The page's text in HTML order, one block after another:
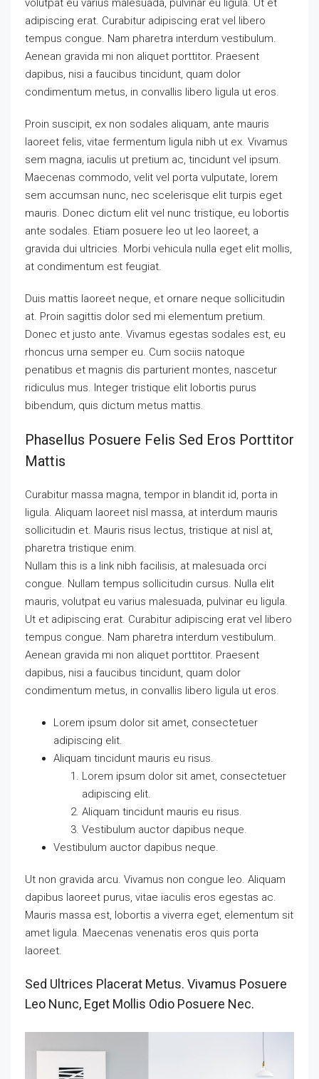
volutpat eu varius malesuada, pulvinar eu ligula. Ut et
adipiscing erat. Curabitur adipiscing erat vel libero
tempus congue. Nam pharetra interdum vestibulum.
Aenean gravida mi non aliquet porttitor. Praesent
dapibus, nisi a faucibus tincidunt, quam dolor
condimentum metus, in convallis libero ligula ut eros.
Proin suscipit, ex non sodales aliquam, ante mauris
laoreet felis, vitae fermentum ligula nibh ut ex. Vivamus
sem magna, iaculis ut pretium ac, tincidunt vel ipsum.
Maecenas commodo, velit vel porta vulputate, lorem
sem accumsan nunc, nec scelerisque elit turpis eget
mauris. Donec dictum elit vel nunc tristique, eu lobortis
ante sodales. Etiam posuere leo ut leo laoreet, a
gravida dui ultricies. Morbi vehicula nulla eget elit mollis,
at condimentum est feugiat.
Duis mattis laoreet neque, et ornare neque sollicitudin
at. Proin sagittis dolor sed mi elementum pretium.
Donec et justo ante. Vivamus egestas sodales est, eu
rhoncus urna semper eu. Cum sociis natoque
penatibus et magnis dis parturient montes, nascetur
ridiculus mus. Integer tristique elit lobortis purus
bibendum, quis dictum metus mattis.
Phasellus Posuere Felis Sed Eros Porttitor
Mattis
Curabitur massa magna, tempor in blandit id, porta in
ligula. Aliquam laoreet nisl massa, at interdum mauris
sollicitudin et. Mauris risus lectus, tristique at nisl at,
pharetra tristique enim.
Nullam this is a link nibh facilisis, at malesuada orci
congue. Nullam tempus sollicitudin cursus. Nulla elit
mauris, volutpat eu varius malesuada, pulvinar eu ligula.
Ut et adipiscing erat. Curabitur adipiscing erat vel libero
tempus congue. Nam pharetra interdum vestibulum.
Aenean gravida mi non aliquet porttitor. Praesent
dapibus, nisi a faucibus tincidunt, quam dolor
condimentum metus, in convallis libero ligula ut eros.
Lorem ipsum dolor sit amet, consectetuer
adipiscing elit.
Aliquam tincidunt mauris eu risus.
Lorem ipsum dolor sit amet, consectetuer
adipiscing elit.
Aliquam tincidunt mauris eu risus.
Vestibulum auctor dapibus neque.
Vestibulum auctor dapibus neque.
Ut non gravida arcu. Vivamus non congue leo. Aliquam
dapibus laoreet purus, vitae iaculis eros egestas ac.
Mauris massa est, lobortis a viverra eget, elementum sit
amet ligula. Maecenas venenatis eros quis porta
laoreet.
Sed Ultrices Placerat Metus. Vivamus Posuere
Leo Nunc, Eget Mollis Odio Posuere Nec.